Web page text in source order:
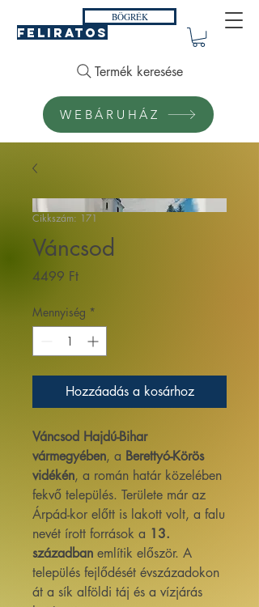
FELIRATOS
BÖGRÉK
Termék keresése
WEBÁRUHÁZ
Cikkszám: 171
Váncsod
4499 FtÁr
Mennyiség *
Hozzáadás a kosárhoz
Váncsod Hajdú-Bihar
vármegyében, a Berettyó-Körös
vidékén, a román határ közelében
fekvő település. Területe már az
Árpád-kor előtt is lakott volt, a falu
nevét írott források a 13.
században említik először. A
település fejlődését évszázadokon
át a sík alföldi táj és a vízjárás